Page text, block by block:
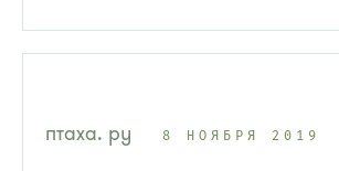
птаха. ру 8 НОЯБРЯ 2019